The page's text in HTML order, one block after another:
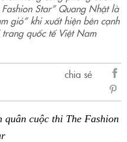
Star” Quang Nhật là
gió” khi xuất hiện bên cạnh
quốc tế Việt Nam
chia sẻ
sẻ
quân cuộc thi The Fashion